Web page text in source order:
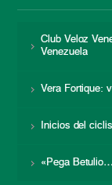
Club Veloz
Venezuela
Vera Fortique:
Inicios del
«Pega